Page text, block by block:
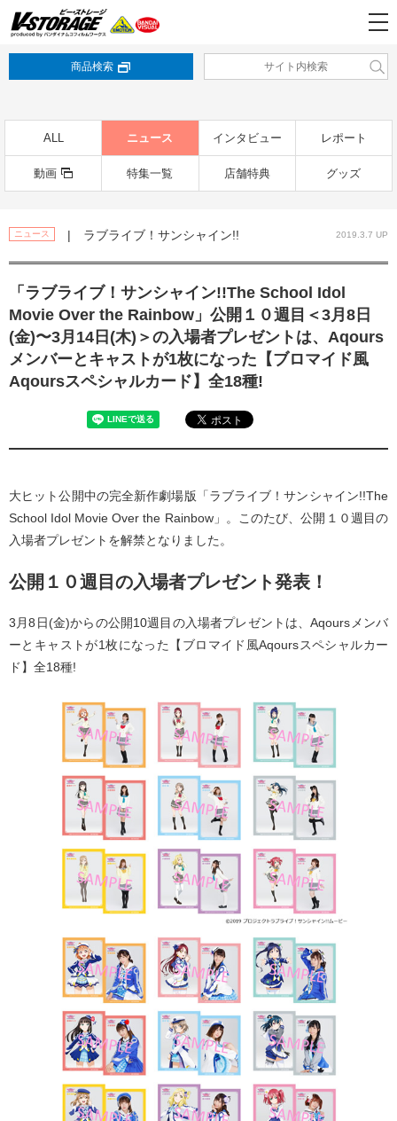
商品検索
ALL ニュース インタビュー レポート
動画 特集一覧 店舗特典 グッズ
ニュース | ラブライブ！サンシャイン!! 2019.3.7 UP
「ラブライブ！サンシャイン!!The School Idol
Movie Over the Rainbow」公開１０週目＜3月8日
(金)〜3月14日(木)＞の入場者プレゼントは、Aqours
メンバーとキャストが1枚になった【ブロマイド風
Aqoursスペシャルカード】全18種!
大ヒット公開中の完全新作劇場版「ラブライブ！サンシャイン!!The
School Idol Movie Over the Rainbow」。このたび、公開１０週目の
入場者プレゼントを解禁となりました。
公開１０週目の入場者プレゼント発表！
3月8日(金)からの公開10週目の入場者プレゼントは、Aqoursメンバ
ーとキャストが1枚になった【ブロマイド風Aqoursスペシャルカー
ド】全18種!